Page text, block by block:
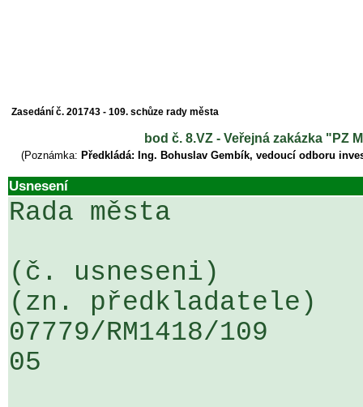
Zasedání č. 201743 - 109. schůze rady města
bod č. 8.VZ - Veřejná zakázka "PZ
(Poznámka: Předkládá: Ing. Bohuslav Gembík, vedoucí odboru
Usnesení
Rada města
(č. usneseni)
(zn. předkladatele)
07779/RM1418/
05